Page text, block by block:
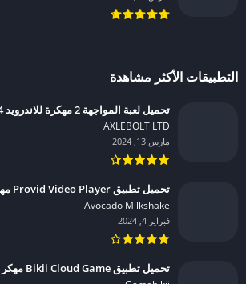
التطبيقات الأكثر مشاهدة
تحميل لعبة المواجهة 2 مهكرة للاندرويد 2024
AXLEBOLT LTD‏
مارس 13, 2024
تحميل تطبيق Provid Video Player مهكر للاندرويد 2024
Avocado Milkshake‏
فبراير 4, 2024
تحميل تطبيق Bikii Cloud Game مهكر للاندرويد 2024